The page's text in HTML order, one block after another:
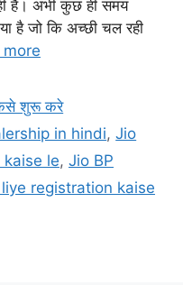
है। अभी कुछ ही समय
है जो कि अच्छी चल रही
more
शुरू करे
in hindi,Jio
kaise le, Jio BP
registration kaise